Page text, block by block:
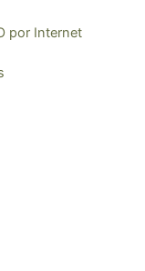
por Internet